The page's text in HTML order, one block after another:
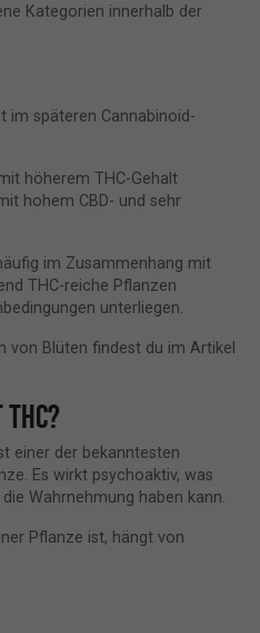
Kategorien innerhalb der
im späteren Cannabinoid-
höherem THC-Gehalt
hohem CBD- und sehr
im Zusammenhang mit
THC-reiche Pflanzen
unterliegen.
von Blüten findest du im Artikel
THC?
einer der bekanntesten
Es wirkt psychoaktiv, was
Wahrnehmung haben kann.
Pflanze ist, hängt von